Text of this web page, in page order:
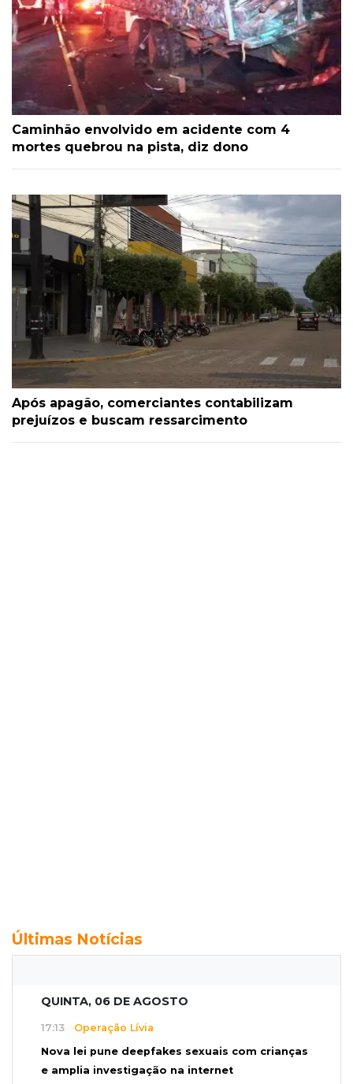
Caminhão envolvido em acidente com 4
mortes quebrou na pista, diz dono
Após apagão, comerciantes contabilizam
prejuízos e buscam ressarcimento
Últimas Notícias
QUINTA, 06 DE AGOSTO
17:13 Operação Lívia
Nova lei pune deepfakes sexuais com crianças
e amplia investigação na internet